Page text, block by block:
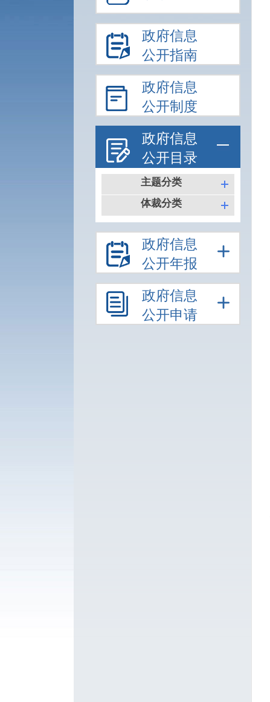
政府信息
公开指南
政府信息
公开制度
政府信息
公开目录
主题分类
体裁分类
政府信息
公开年报
政府信息
公开申请